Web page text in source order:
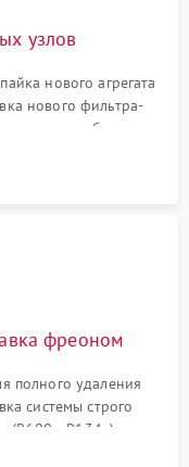
узлов
нового агрегата
нового фильтра-
обдува,
дверных петель.
фреоном
полного удаления
системы строго
R134a) по
давления в системе.